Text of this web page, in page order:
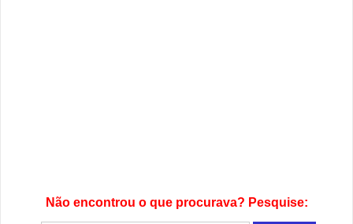
Não encontrou o que procurava? Pesquise: